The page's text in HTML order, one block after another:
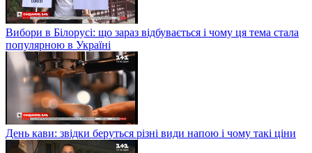
Вибори в Білорусі: що зараз відбувається і чому ця тема стала
популярною в Україні
День кави: звідки беруться різні види напою і чому такі ціни